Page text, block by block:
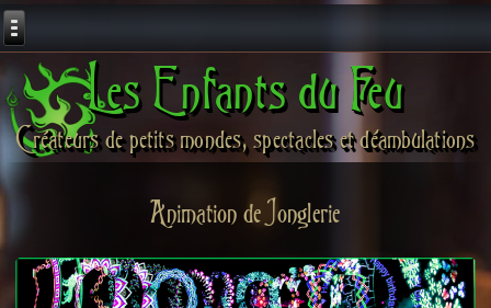
Les Enfants du Feu
Créateurs de petits mondes, spectacles et déambulations
Animation de Jonglerie